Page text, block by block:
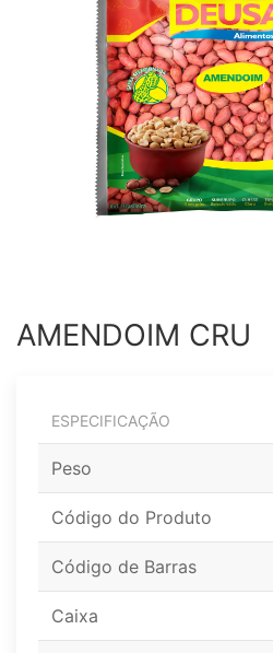
AMENDOIM CRU
ESPECIFICAÇÃO
Peso
Código do Produto
Código de Barras
Caixa